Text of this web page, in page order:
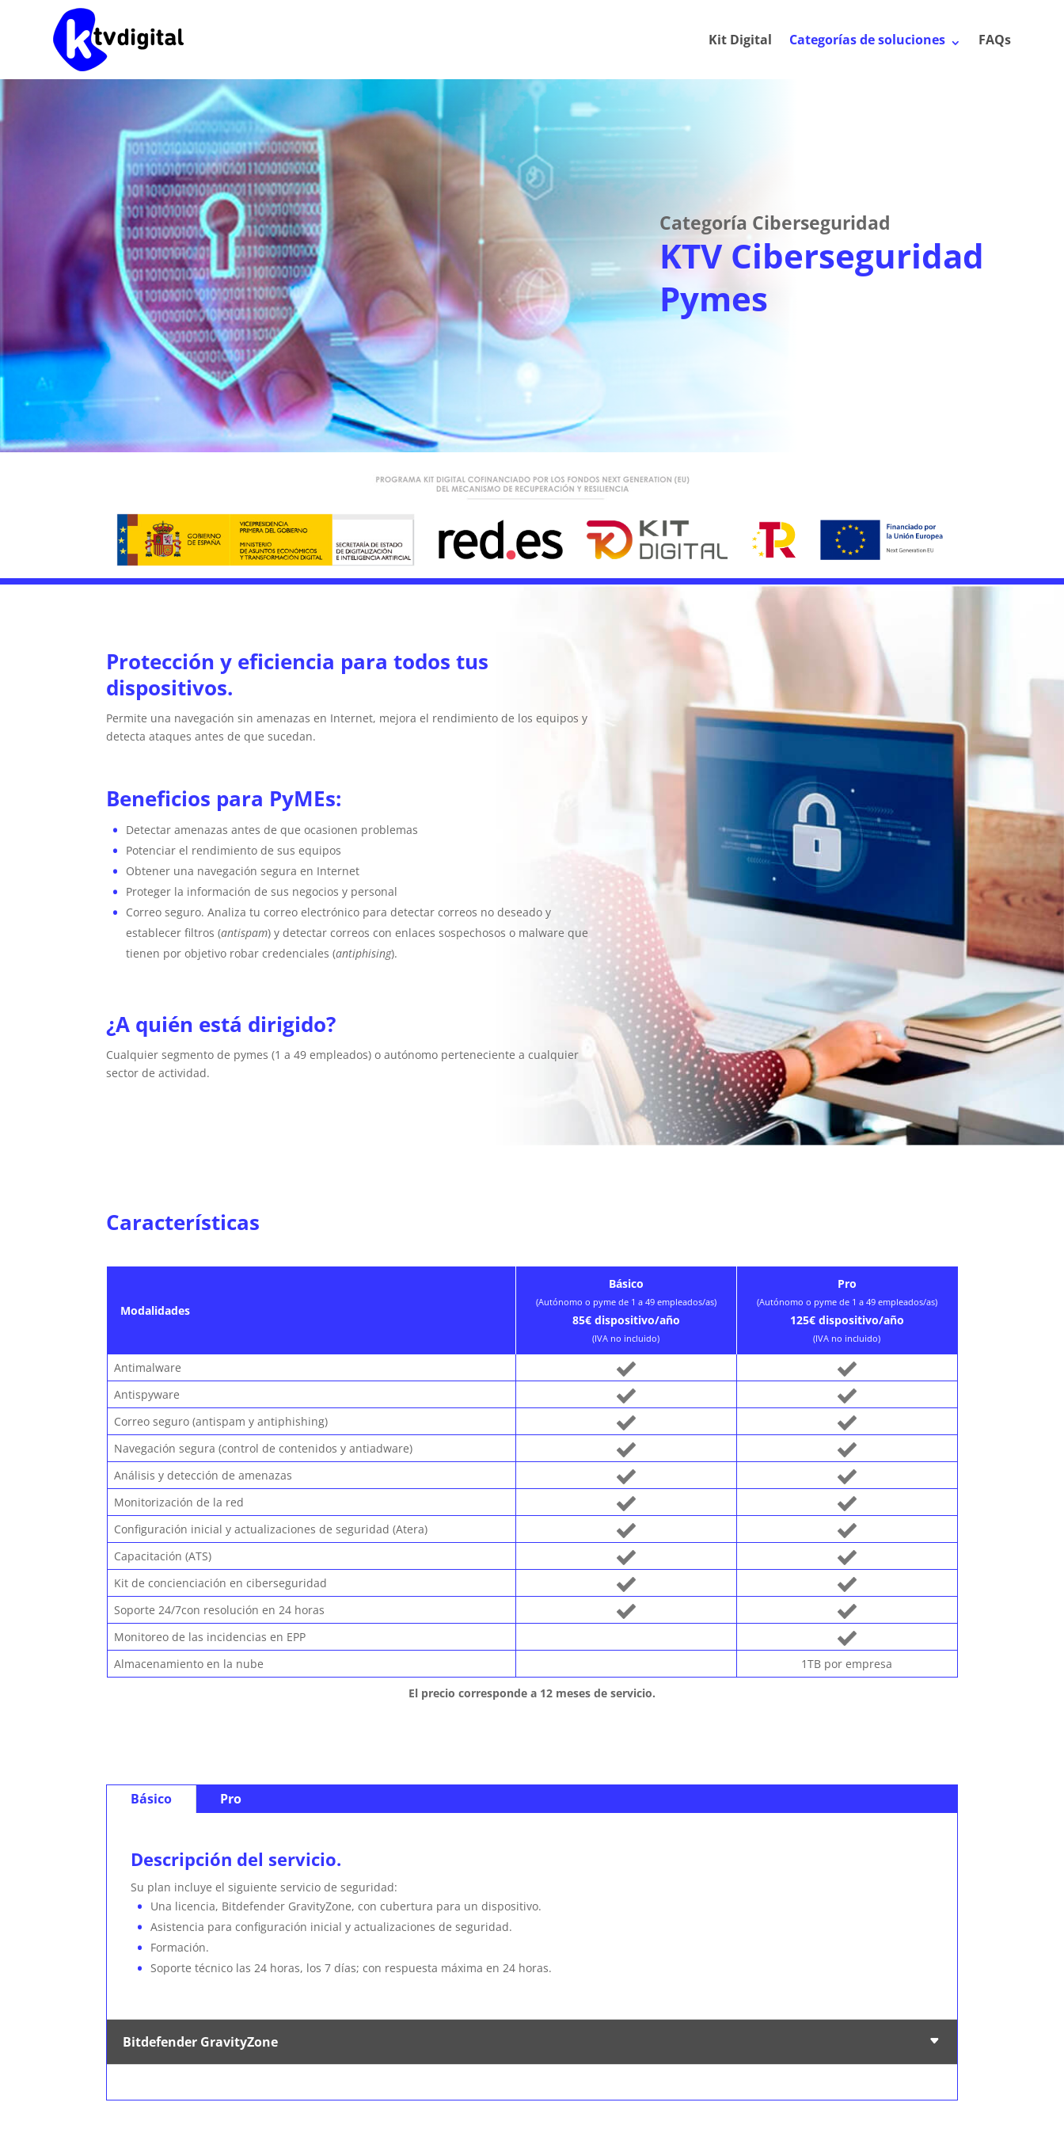
Kit Digital Categorías de soluciones FAQs
Categoría Ciberseguridad
KTV Ciberseguridad
Pymes
Protección y eficiencia para todos tus
dispositivos.
Permite una navegación sin amenazas en Internet, mejora el rendimiento de los equipos y
detecta ataques antes de que sucedan.
Beneficios para PyMEs:
Detectar amenazas antes de que ocasionen problemas
Potenciar el rendimiento de sus equipos
Obtener una navegación segura en Internet
Proteger la información de sus negocios y personal
Correo seguro. Analiza tu correo electrónico para detectar correos no deseado y
establecer filtros (antispam) y detectar correos con enlaces sospechosos o malware que
tienen por objetivo robar credenciales (antiphising).
¿A quién está dirigido?
Cualquier segmento de pymes (1 a 49 empleados) o autónomo perteneciente a cualquier
sector de actividad.
Características
Modalidades
Básico
(Autónomo o pyme de 1 a 49 empleados/as)
85€ dispositivo/año
(IVA no incluido)
Pro
(Autónomo o pyme de 1 a 49 empleados/as)
125€ dispositivo/año
(IVA no incluido)
Antimalware
Antispyware
Correo seguro (antispam y antiphishing)
Navegación segura (control de contenidos y antiadware)
Análisis y detección de amenazas
Monitorización de la red
Configuración inicial y actualizaciones de seguridad (Atera)
Capacitación (ATS)
Kit de concienciación en ciberseguridad
Soporte 24/7con resolución en 24 horas
Monitoreo de las incidencias en EPP
Almacenamiento en la nube
1TB por empresa
El precio corresponde a 12 meses de servicio.
Básico Pro
Descripción del servicio.
Su plan incluye el siguiente servicio de seguridad:
Una licencia, Bitdefender GravityZone, con cubertura para un dispositivo.
Asistencia para configuración inicial y actualizaciones de seguridad.
Formación.
Soporte técnico las 24 horas, los 7 días; con respuesta máxima en 24 horas.
Bitdefender GravityZone